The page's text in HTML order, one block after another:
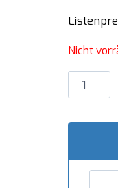
Nicht
SARO